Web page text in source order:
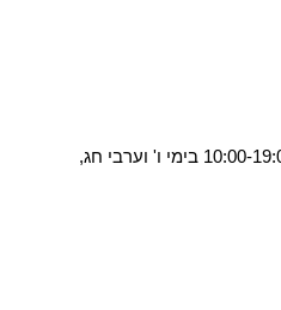
שעות פעילות ימים א'-ה', 10:00-19:00 בימי ו' וערבי חג,